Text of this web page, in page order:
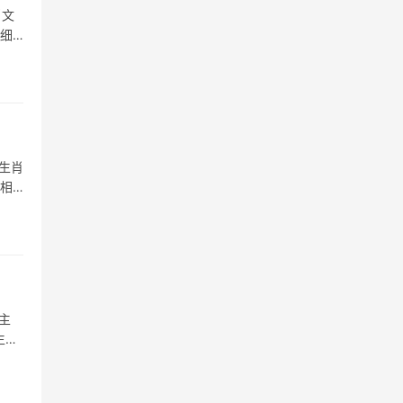
肖
肖